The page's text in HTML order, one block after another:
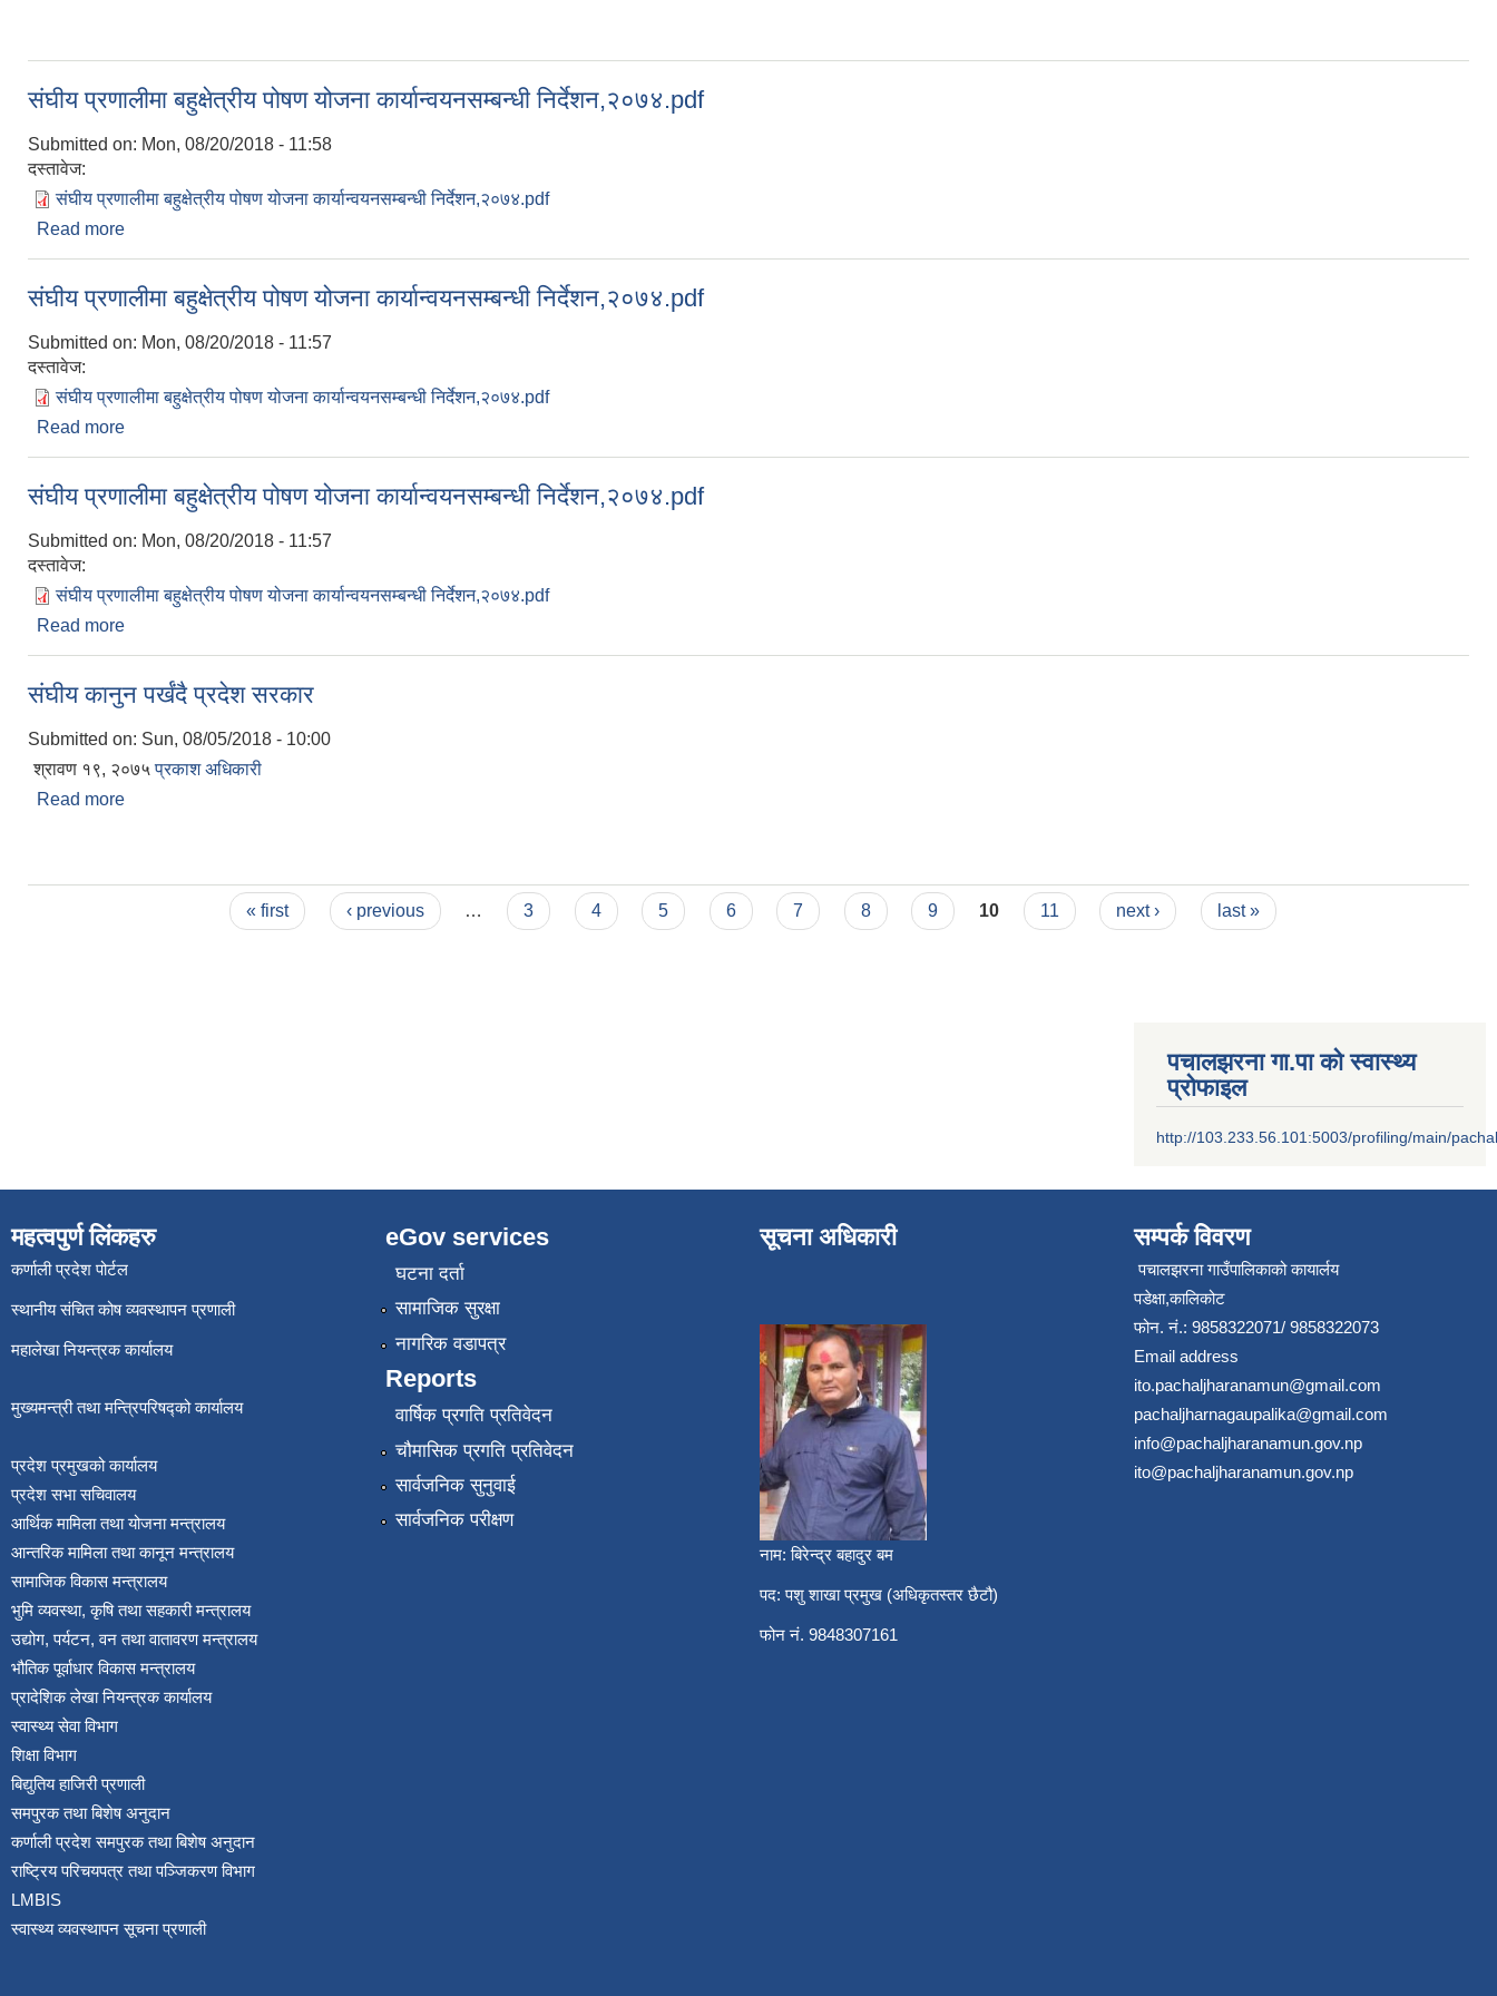
संघीय प्रणालीमा बहुक्षेत्रीय पोषण योजना कार्यान्वयनसम्बन्धी निर्देशन,२०७४.pdf
Submitted on: Mon, 08/20/2018 - 11:58
दस्तावेज:
संघीय प्रणालीमा बहुक्षेत्रीय पोषण योजना कार्यान्वयनसम्बन्धी निर्देशन,२०७४.pdf
Read more
संघीय प्रणालीमा बहुक्षेत्रीय पोषण योजना कार्यान्वयनसम्बन्धी निर्देशन,२०७४.pdf
Submitted on: Mon, 08/20/2018 - 11:57
दस्तावेज:
संघीय प्रणालीमा बहुक्षेत्रीय पोषण योजना कार्यान्वयनसम्बन्धी निर्देशन,२०७४.pdf
Read more
संघीय प्रणालीमा बहुक्षेत्रीय पोषण योजना कार्यान्वयनसम्बन्धी निर्देशन,२०७४.pdf
Submitted on: Mon, 08/20/2018 - 11:57
दस्तावेज:
संघीय प्रणालीमा बहुक्षेत्रीय पोषण योजना कार्यान्वयनसम्बन्धी निर्देशन,२०७४.pdf
Read more
संघीय कानुन पर्खंदै प्रदेश सरकार
Submitted on: Sun, 08/05/2018 - 10:00
श्रावण १९, २०७५प्रकाश अधिकारी
Read more
« first ‹ previous … 3 4 5 6 7 8 9 10 11 next › last »
पचालझरना गा.पा को स्वास्थ्य
प्रोफाइल
http://103.233.56.101:5003/profiling/main/pachal
महत्वपुर्ण लिंकहरु
कर्णाली प्रदेश पोर्टल
स्थानीय संचित कोष व्यवस्थापन प्रणाली
महालेखा नियन्त्रक कार्यालय
मुख्यमन्त्री तथा मन्त्रिपरिषद्को कार्यालय
प्रदेश प्रमुखको कार्यालय
प्रदेश सभा सचिवालय
आर्थिक मामिला तथा योजना मन्त्रालय
आन्तरिक मामिला तथा कानून मन्त्रालय
सामाजिक विकास मन्त्रालय
भुमि व्यवस्था, कृषि तथा सहकारी मन्त्रालय
उद्योग, पर्यटन, वन तथा वातावरण मन्त्रालय
भौतिक पूर्वाधार विकास मन्त्रालय
प्रादेशिक लेखा नियन्त्रक कार्यालय
स्वास्थ्य सेवा विभाग
शिक्षा विभाग
बिद्युतिय हाजिरी प्रणाली
समपुरक तथा बिशेष अनुदान
कर्णाली प्रदेश समपुरक तथा बिशेष अनुदान
राष्ट्रिय परिचयपत्र तथा पञ्जिकरण विभाग
LMBIS
स्वास्थ्य व्यवस्थापन सूचना प्रणाली
eGov services
घटना दर्ता
सामाजिक सुरक्षा
नागरिक वडापत्र
Reports
वार्षिक प्रगति प्रतिवेदन
चौमासिक प्रगति प्रतिवेदन
सार्वजनिक सुनुवाई
सार्वजनिक परीक्षण
सूचना अधिकारी
नाम: बिरेन्द्र बहादुर बम
पद: पशु शाखा प्रमुख (अधिकृतस्तर छैटौ)
फोन नं. 9848307161
सम्पर्क विवरण
पचालझरना गाउँपालिकाको कायार्लय
पडेक्षा,कालिकोट
फोन. नं.: 9858322071/ 9858322073
Email address
ito.pachaljharanamun@gmail.com
pachaljharnagaupalika@gmail.com
info@pachaljharanamun.gov.np
ito@pachaljharanamun.gov.np